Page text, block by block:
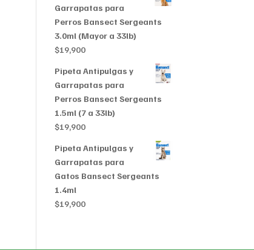
Garrapatas para
Perros Bansect Sergeants
3.0ml (Mayor a 33lb)
$19,900
Pipeta Antipulgas y
Garrapatas para
Perros Bansect Sergeants
1.5ml (7 a 33lb)
$19,900
Pipeta Antipulgas y
Garrapatas para
Gatos Bansect Sergeants
1.4ml
$19,900